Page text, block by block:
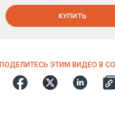
ПОДЕЛИТЕСЬ ЭТИМ ВИДЕО В
КУПИТЬ